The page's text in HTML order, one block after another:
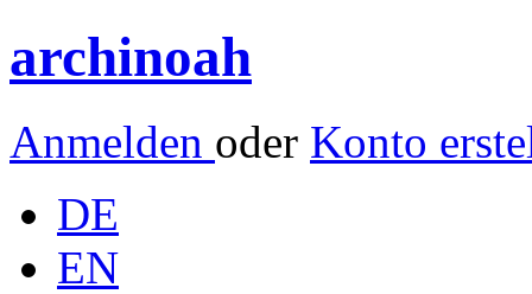
archinoah
Anmelden oder Konto
DE
EN